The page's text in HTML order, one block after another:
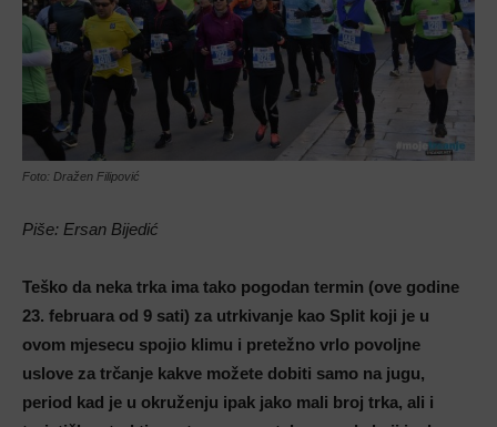
Foto: Dražen Filipović
Piše: Ersan Bijedić
Teško da neka trka ima tako pogodan termin (ove godine
23. februara od 9 sati) za utrkivanje kao Split koji je u
ovom mjesecu spojio klimu i pretežno vrlo povoljne
uslove za trčanje kakve možete dobiti samo na jugu,
period kad je u okruženju ipak jako mali broj trka, ali i